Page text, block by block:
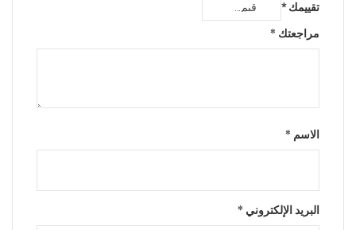
تقييمك*
مراجعتك *
الاسم *
البريد الإلكتروني *